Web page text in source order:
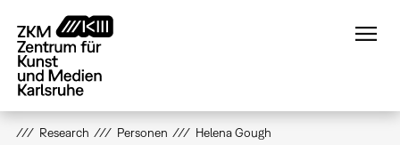
zum
Inhalt
Research Personen Helena Gough